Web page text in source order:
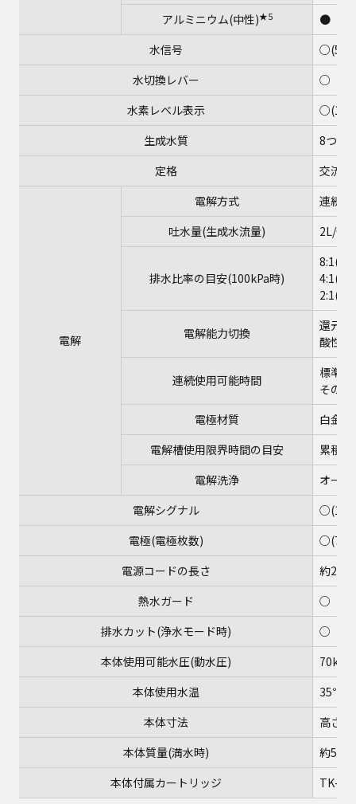
アルミニウム(中性)★5
●
水信号
○(5色
水切換レバー
○
水素レベル表示
○(12
生成水質
8つの
定格
交流
電解
電解方式
連続
吐水量(生成水流量)
2L/分(
排水比率の目安(100kPa時)
8:1(排
4:1(標
2:1(高
電解能力切換
還元水
酸性:2
連続使用可能時間
標準
その
電極材質
白金
電解槽使用限界時間の目安
累積
電解洗浄
オー
電解シグナル
○(12
電極(電極枚数)
○(7枚)
電源コードの長さ
約2m
熱水ガード
○
排水カット(浄水モード時)
○
本体使用可能水圧(動水圧)
70kPa
本体使用水温
35℃未
本体寸法
高さ
本体質量(満水時)
約
本体付属カートリッジ
TK-